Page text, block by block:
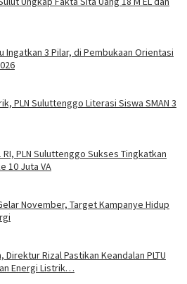
Ingatkan 3 Pilar, di Pembukaan Orientasi
PLN Suluttenggo Literasi Siswa SMAN 3
RI, PLN Suluttenggo Sukses Tingkatkan
10 Juta VA
November, Target Kampanye Hidup
Direktur Rizal Pastikan Keandalan PLTU
Energi Listrik…